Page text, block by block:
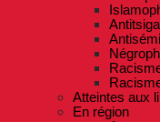
Atteintes aux
En région